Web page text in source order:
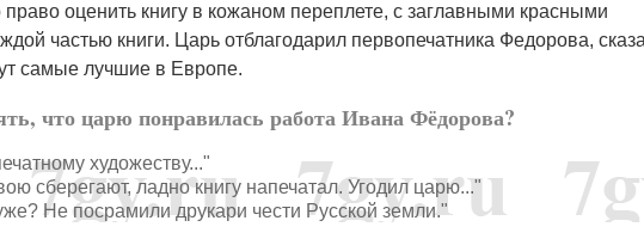
оценить книгу в кожаном переплете, с заглавными красными
частью книги. Царь отблагодарил первопечатника Федорова,
самые лучшие в Европе.
что царю понравилась работа Ивана Фёдорова?
художеству..."
сберегают, ладно книгу напечатал. Угодил царю..."
Не посрамили друкари чести Русской земли."